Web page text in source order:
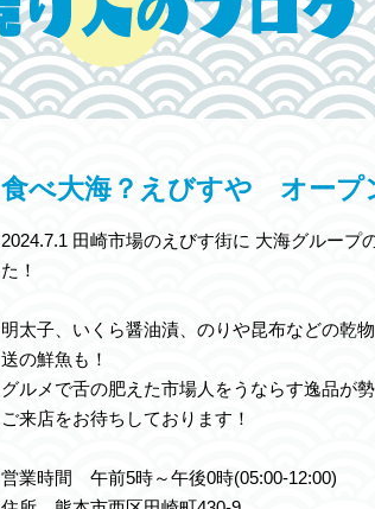
食べ大海？えびすや オープ
2024.7.1 田崎市場のえびす街に 大海グループ
た！
明太子、いくら醤油漬、のりや昆布などの乾
送の鮮魚も！
グルメで舌の肥えた市場人をうならす逸品が
ご来店をお待ちしております！
営業時間 午前5時～午後0時(05:00-12:00)